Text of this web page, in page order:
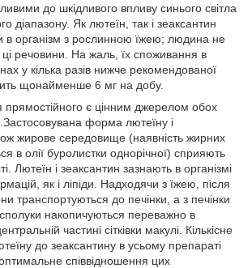
до шкідливого впливу синього світла
діапазону. Як лютеїн, так і зеаксантин
в організм з рослинною їжею; людина не
речовини. На жаль, їх споживання в
у кілька разів нижче рекомендованої
щонайменше 6 мг на добу.
прямостійного є цінним джерелом обох
форма лютеїну і
жирове середовище (наявність жирних
в олії буролистки однорічної) сприяють
Лютеїн і зеаксантин зазнають в організмі
як і ліпіди. Надходячи з їжею, після
транспортуються до печінки, а з печінки
накопичуються переважно в
частині сітківки макулі. Кількісне
до зеаксантину в усьому препараті
співвідношення цих